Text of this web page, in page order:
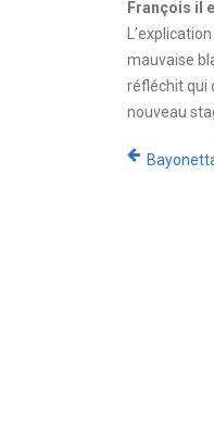
François il
mauvaise
réfléchit qui
nouveau